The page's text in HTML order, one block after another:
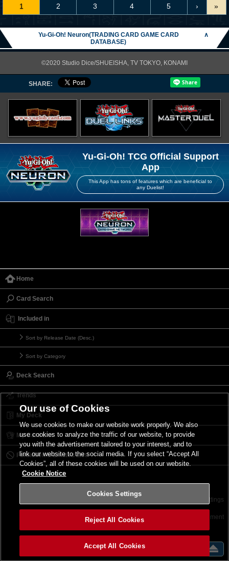
1 2 3 4 5 › »
Yu-Gi-Oh! Neuron(TRADING CARD GAME CARD
DATABASE)
∧
©2020 Studio Dice/SHUEISHA, TV TOKYO, KONAMI
SHARE:
Yu-Gi-Oh! TCG Official Support
App
This App has tons of features which are beneficial to
any Duelist!
Home
Card Search
Included in
Sort by Release Date (Desc.)
Sort by Category
Deck Search
Trends
My Deck
My Card List
Forbidden & Limited List
Terms of Use Cookies Settings
©2026 Konami Digital Entertainment
Our use of Cookies
We use cookies to make our website work properly. We also
use cookies to analyze the traffic of our website, to provide
you with the advertisement tailored to your interest, and to
link our website to the social media. If you select “Accept All
Cookies”, all of these cookies will be used on our website.
Cookie Notice
Cookies Settings
Reject All Cookies
Accept All Cookies